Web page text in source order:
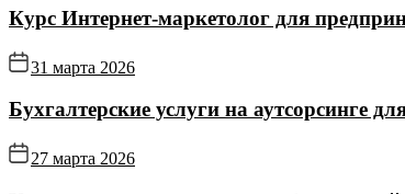
Курс Интернет‑маркетолог для
31 марта 2026
Бухгалтерские услуги на аутсорсинге
27 марта 2026